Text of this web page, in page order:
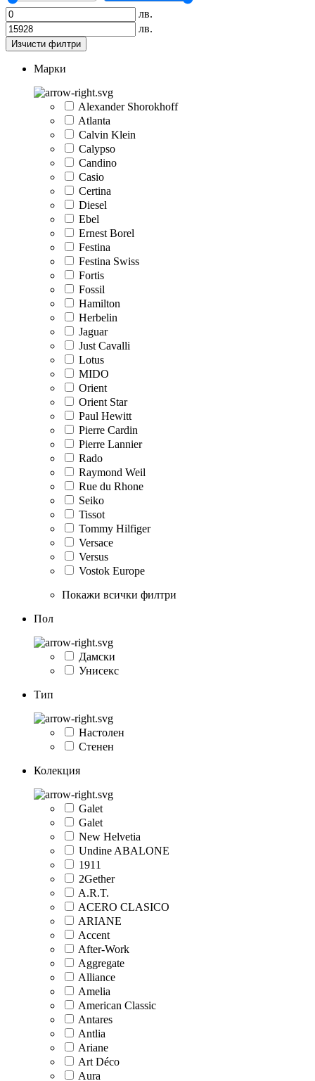
лв.
лв.
Изчисти филтри
Марки
Alexander Shorokhoff
Atlanta
Calvin Klein
Calypso
Candino
Casio
Certina
Diesel
Ebel
Ernest Borel
Festina
Festina Swiss
Fortis
Fossil
Hamilton
Herbelin
Jaguar
Just Cavalli
Lotus
MIDO
Orient
Orient Star
Paul Hewitt
Pierre Cardin
Pierre Lannier
Rado
Raymond Weil
Rue du Rhone
Seiko
Tissot
Tommy Hilfiger
Versace
Versus
Vostok Europe
Покажи всички филтри
Пол
Дамски
Унисекс
Тип
Настолен
Стенен
Колекция
Galet
Galet
New Helvetia
Undine ABALONE
1911
2Gether
A.R.T.
ACERO CLASICO
ARIANE
Accent
After-Work
Aggregate
Alliance
Amelia
American Classic
Antares
Antlia
Ariane
Art Déco
Aura